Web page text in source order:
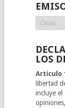
Emisoras
LOS
Artículo
libertad
incluye el